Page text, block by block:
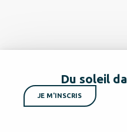
Du soleil
JE M'INSCRIS